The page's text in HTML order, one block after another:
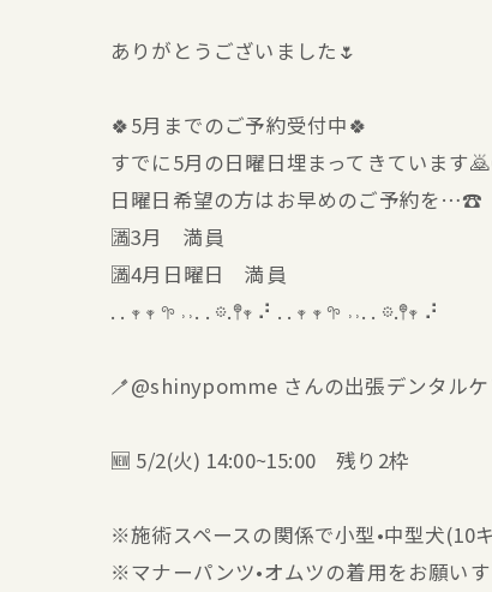
ありがとうございました🌷
🍀5月までのご予約受付中🍀
すでに5月の日曜日埋まってきています
日曜日希望の方はお早めのご予約を…☎
🈵3月 満員
🈵4月日曜日 満員
. . 𖥧 𖥧 𖧧 ˒˒. . 𖡼.𖤣𖥧 ⠜ . . 𖥧 𖥧 𖧧 ˒˒. . 𖡼.𖤣𖥧 ⠜
🪥@shinypomme さんの出張デンタルケ
🆕 5/2(火) 14:00~15:00 残り2枠
※施術スペースの関係で小型•中型犬(10
※マナーパンツ•オムツの着用をお願い